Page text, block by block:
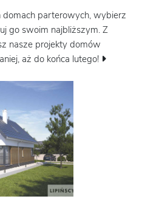
domach parterowych, wybierz
go swoim najbliższym. Z
nasze projekty domów
aż do końca lutego!